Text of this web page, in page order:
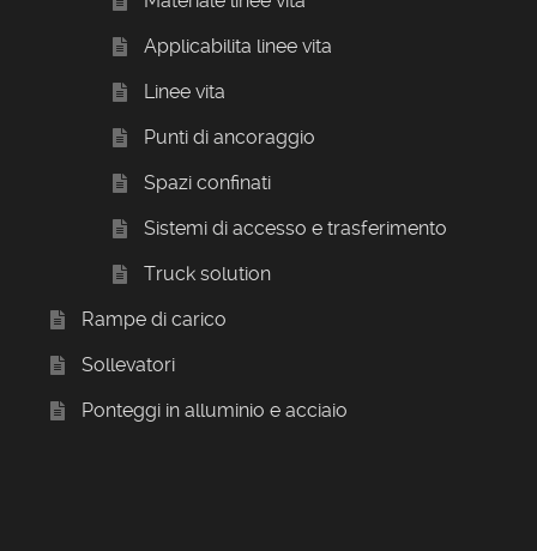
Applicabilita linee vita
Linee vita
Punti di ancoraggio
Spazi confinati
Sistemi di accesso e trasferimento
Truck solution
Rampe di carico
Sollevatori
Ponteggi in alluminio e acciaio